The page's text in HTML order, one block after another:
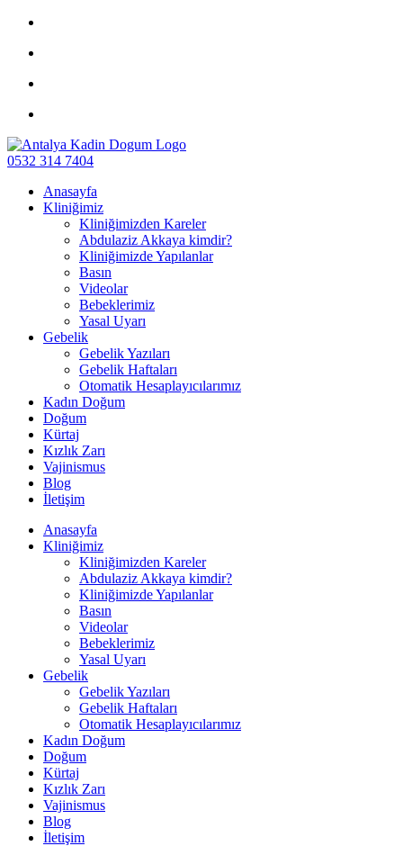
0532 314 7404
Anasayfa
Kliniğimiz
Kliniğimizden Kareler
Abdulaziz Akkaya kimdir?
Kliniğimizde Yapılanlar
Basın
Videolar
Bebeklerimiz
Yasal Uyarı
Gebelik
Gebelik Yazıları
Gebelik Haftaları
Otomatik Hesaplayıcılarımız
Kadın Doğum
Doğum
Kürtaj
Kızlık Zarı
Vajinismus
Blog
İletişim
Anasayfa
Kliniğimiz
Kliniğimizden Kareler
Abdulaziz Akkaya kimdir?
Kliniğimizde Yapılanlar
Basın
Videolar
Bebeklerimiz
Yasal Uyarı
Gebelik
Gebelik Yazıları
Gebelik Haftaları
Otomatik Hesaplayıcılarımız
Kadın Doğum
Doğum
Kürtaj
Kızlık Zarı
Vajinismus
Blog
İletişim